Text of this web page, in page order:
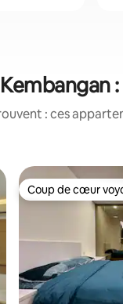
: ces
Coup de cœur
Coup de cœur